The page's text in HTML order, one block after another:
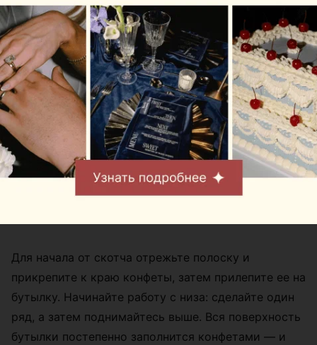
В основе этого сувенира также съедобные
ингредиенты, на этот раз конфеты. Основой станет
бутылка шампанского. Пустая или полная, решать
Для начала от скотча отрежьте полоску и
прикрепите к краю конфеты, затем прилепите ее на
бутылку. Начинайте работу с низа: сделайте один
ряд, а затем поднимайтесь выше. Вся поверхность
бутылки постепенно заполнится конфетами — и